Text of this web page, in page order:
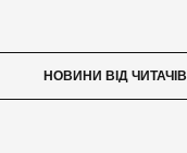
НОВИНИ ВІД ЧИТАЧІВ